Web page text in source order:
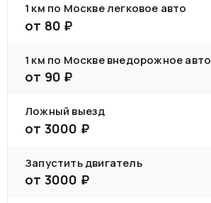
1 км по Москве легковое авто
от 80 ₽
1 км по Москве внедорожное авто
от 90 ₽
Ложный выезд
от 3000 ₽
Запустить двигатель
от 3000 ₽